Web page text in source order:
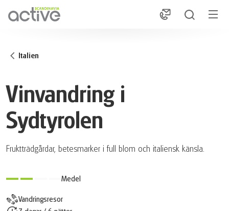
1
Italien
Vinvandring i
Sydtyrolen
Fruktträdgårdar, betesmarker i full blom och italiensk känsla.
Vandringsresor
Medel